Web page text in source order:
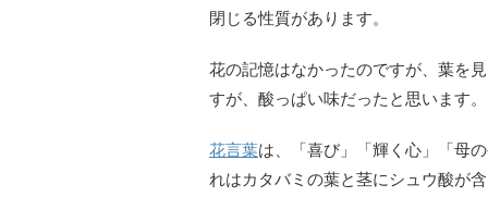
閉じる性質があります。
花の記憶はなかったのですが、葉を
すが、酸っぱい味だったと思います。
花言葉は、「喜び」「輝く心」「母
れはカタバミの葉と茎にシュウ酸が